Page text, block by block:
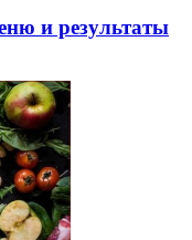
и результаты